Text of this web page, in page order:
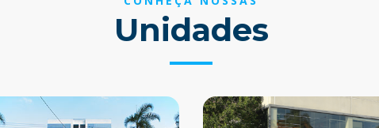
Unidades